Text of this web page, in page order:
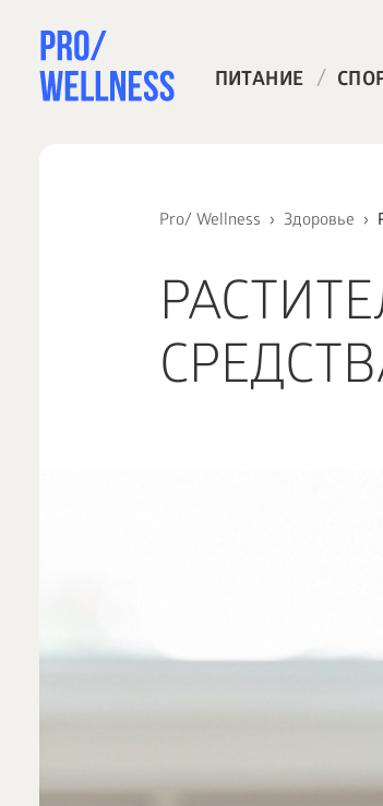
ПИТАНИЕ /
Pro/ Wellness Здоровье